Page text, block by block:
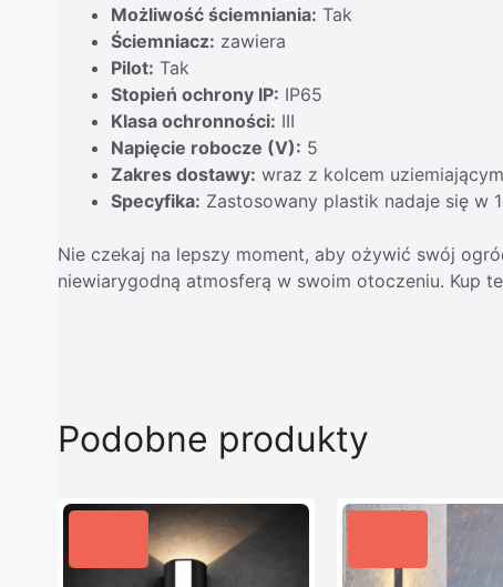
Możliwość ściemniania: Tak
Ściemniacz: zawiera
Pilot: Tak
Stopień ochrony IP: IP65
Klasa ochronności: III
Napięcie robocze (V): 5
Zakres dostawy: wraz z kolcem uziemiającym
Specyfika: Zastosowany plastik nadaje się w
Nie czekaj na lepszy moment, aby ożywić swój
niewiarygodną atmosferą w swoim otoczeniu. Kup
Podobne produkty